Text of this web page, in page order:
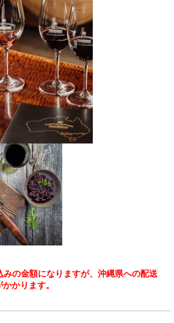
の金額になりますが、沖縄県への配送
かります。